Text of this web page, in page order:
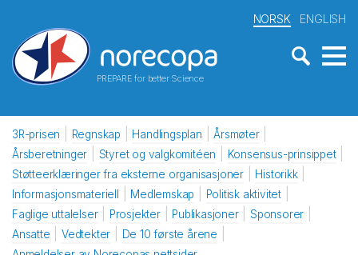
PREPARE for better Science
NORSK ENGLISH
3R-prisen Regnskap Handlingsplan
Årsmøter
Årsberetninger
Styret og valgkomitéen
Konsensus-prinsippet
Støtteerklæringer fra eksterne organisasjoner
Historikk
Informasjonsmateriell
Medlemskap
Politisk aktivitet
Faglige uttalelser
Prosjekter Publikasjoner
Sponsorer
Ansatte
Vedtekter
De 10 første årene